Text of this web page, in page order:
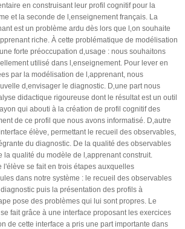
en construisant leur profil cognitif pour la
et la seconde de l‚enseignement français. La
est un problème ardu dès lors que l‚on souhaite
riche. À cette problématique de modélisation
forte préoccupation d‚usage : nous souhaitons
utilisé dans l‚enseignement. Pour lever en
par la modélisation de l‚apprenant, nous
d‚envisager le diagnostic. D‚une part nous
didactique rigoureuse dont le résultat est un outil
qui abouti à la création de profil cognitif des
de ce profil que nous avons informatisé. D‚autre
élève, permettant le recueil des observables,
du diagnostic. De la qualité des observables
la qualité du modèle de l‚apprenant construit.
l'élève se fait en trois étapes auxquelles
dans notre système : le recueil des observables
puis la présentation des profils à
pose des problèmes qui lui sont propres. Le
fait grâce à une interface proposant les exercices
de cette interface a pris une part importante dans